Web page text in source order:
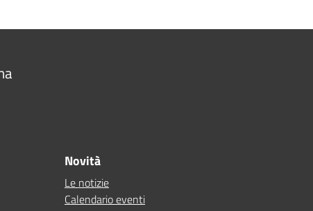
Novità
Le notizie
Calendario eventi